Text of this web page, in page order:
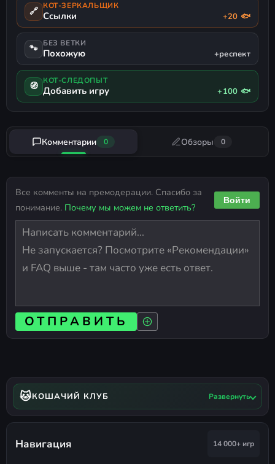
🔗 КОТ-ЗЕРКАЛЬЩИК
Ссылки +20 🐟
🐾 БЕЗ ВЕТКИ
Похожую +респект
🧭 КОТ-СЛЕДОПЫТ
Добавить игру +100 🐟
Комментарии 0 Обзоры 0
Все комменты на премодерации. Спасибо за
понимание. Почему мы можем не ответить?
Войти
ОТПРАВИТЬ
🐱КОШАЧИЙ КЛУБ Развернуть
Навигация 14 000+ игр